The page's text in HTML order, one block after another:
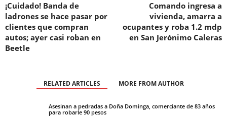
¡Cuidado! Banda de
ladrones se hace pasar por
clientes que compran
autos; ayer casi roban en
Beetle
Comando ingresa a
vivienda, amarra a
ocupantes y roba 1.2 mdp
en San Jerónimo Caleras
RELATED ARTICLES MORE FROM AUTHOR
Asesinan a pedradas a Doña Dominga, comerciante de 83 años
para robarle 90 pesos